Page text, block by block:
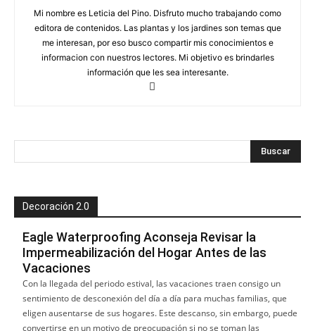
Mi nombre es Leticia del Pino. Disfruto mucho trabajando como
editora de contenidos. Las plantas y los jardines son temas que
me interesan, por eso busco compartir mis conocimientos e
informacion con nuestros lectores. Mi objetivo es brindarles
información que les sea interesante.
Decoración 2.0
Eagle Waterproofing Aconseja Revisar la
Impermeabilización del Hogar Antes de las
Vacaciones
Con la llegada del periodo estival, las vacaciones traen consigo un
sentimiento de desconexión del día a día para muchas familias, que
eligen ausentarse de sus hogares. Este descanso, sin embargo, puede
convertirse en un motivo de preocupación si no se toman las